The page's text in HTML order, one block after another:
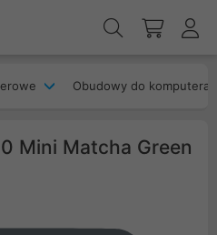
Obudowy do komputera
Mini Matcha Green